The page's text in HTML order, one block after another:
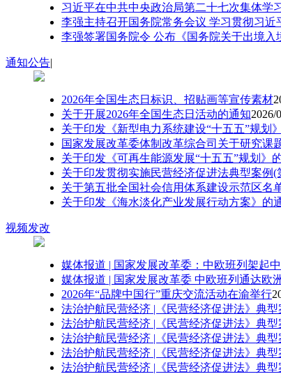
习近平在中共中央政治局第二十七次集体学
李强主持召开国务院常务会议 学习贯彻习
李强签署国务院令 公布《国务院关于出境入
通知公告|
2026年全国生态日标识、招贴画等宣传素材
关于开展2026年全国生态日活动的通知2026/
关于印发《新型电力系统建设“十五五”规划
国家发展改革委体制改革综合司关于研究课
关于印发《可再生能源发展“十五五”规划》
关于印发贯彻实施民营经济促进法典型案例(
关于第五批全国社会信用体系建设示范区名
关于印发《海水淡化产业发展行动方案》的
视频发改
媒体报道 | 国家发展改革委：中欧班列架
媒体报道 | 国家发展改革委 中欧班列通达欧
2026年“品牌中国行”重庆交流活动在渝举行
法治护航民营经济 |《民营经济促进法》典型案例
法治护航民营经济 |《民营经济促进法》典型
法治护航民营经济 |《民营经济促进法》典型
法治护航民营经济 |《民营经济促进法》典型
法治护航民营经济 |《民营经济促进法》典型案例